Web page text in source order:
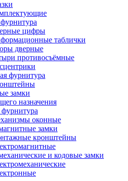
цифры
таблички
дверные
противосъёмные
фурнитура
замки
назначения
оконные
замки
кронштейны
и кодовые замки